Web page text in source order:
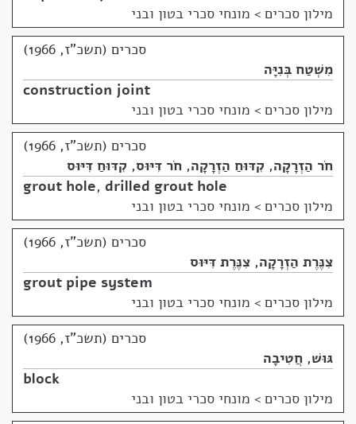
מילון סכרים > מונחי סכרי בטון ובני
סכרים (תשכ"ז, 1966)
מִשְׁטַח בְּנִיָּה
construction joint
מילון סכרים > מונחי סכרי בטון ובני
סכרים (תשכ"ז, 1966)
חֹר הַזְרָקָה, קִדּוּחַ הַזְרָקָה, חֹר דִּיּוּס, קִדּוּחַ דִּיּוּס
grout hole, drilled grout hole
מילון סכרים > מונחי סכרי בטון ובני
סכרים (תשכ"ז, 1966)
צִנֶּרֶת הַזְרָקָה, צִנֶּרֶת דִּיּוּס
grout pipe system
מילון סכרים > מונחי סכרי בטון ובני
סכרים (תשכ"ז, 1966)
גּוּשׁ, חֲטִיבָה
block
מילון סכרים > מונחי סכרי בטון ובני